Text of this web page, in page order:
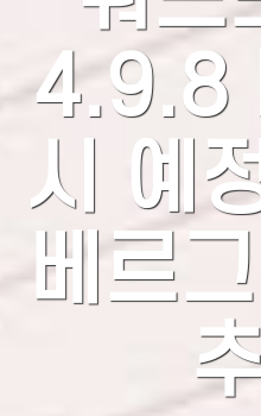
4.9.8
시 예
베르